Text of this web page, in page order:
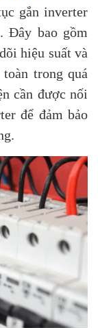
gắn inverter
Đây bao gồm
hiệu suất và
trong quá
cần được nối
để đảm bảo